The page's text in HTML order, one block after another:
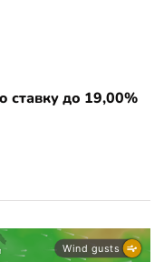
ставку до 19,00%